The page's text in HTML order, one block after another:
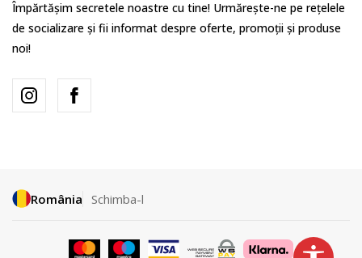
Împărtășim secretele noastre cu tine! Urmărește-ne pe rețelele
de socializare și fii informat despre oferte, promoții și produse
noi!
România Schimba-l